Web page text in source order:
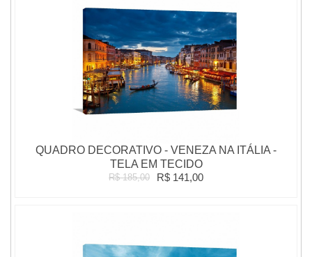
QUADRO DECORATIVO - VENEZA NA ITÁLIA -
TELA EM TECIDO
R$ 185,00 R$ 141,00